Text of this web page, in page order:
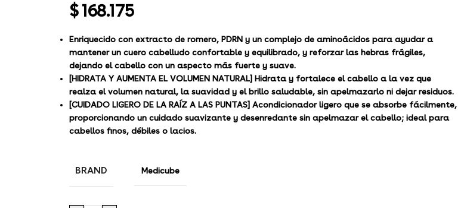
$168.175
Enriquecido con extracto de romero, PDRN y un complejo de aminoácidos para ayudar a
mantener un cuero cabelludo confortable y equilibrado, y reforzar las hebras frágiles,
dejando el cabello con un aspecto más fuerte y suave.
[HIDRATA Y AUMENTA EL VOLUMEN NATURAL] Hidrata y fortalece el cabello a la vez que
realza el volumen natural, la suavidad y el brillo saludable, sin apelmazarlo ni dejar residuos.
[CUIDADO LIGERO DE LA RAÍZ A LAS PUNTAS] Acondicionador ligero que se absorbe fácilmente,
proporcionando un cuidado suavizante y desenredante sin apelmazar el cabello; ideal para
cabellos finos, débiles o lacios.
BRAND Medicube